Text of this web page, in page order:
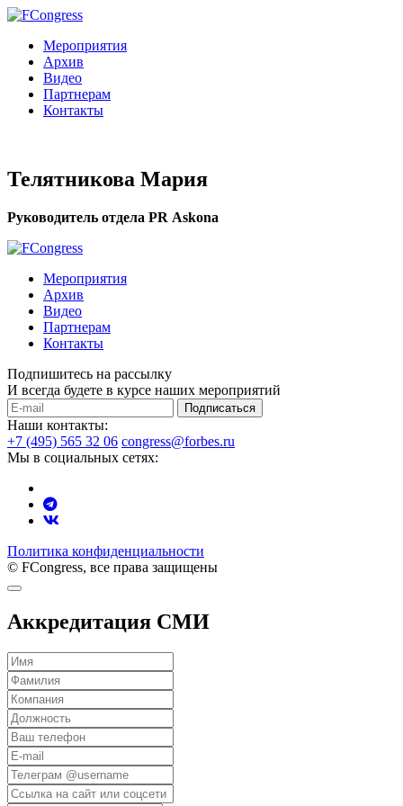
Мероприятия
Архив
Видео
Партнерам
Контакты
Телятникова Мария
Руководитель отдела PR Аskona
Мероприятия
Архив
Видео
Партнерам
Контакты
Подпишитесь на рассылку
И всегда будете в курсе наших мероприятий
Подписаться
Наши контакты:
+7 (495) 565 32 06 congress@forbes.ru
Мы в социальных сетях:
Политика конфиденциальности
© FCongress, все права защищены
Аккредитация СМИ